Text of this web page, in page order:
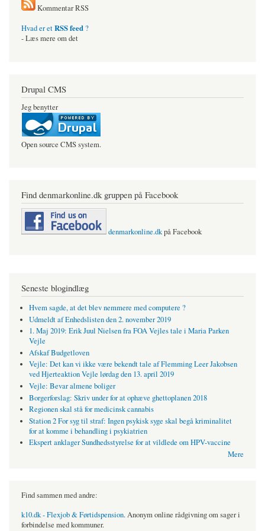
Kommentar RSS
Hvad er etRSS feed ?
- Læs mere om det
Drupal CMS
Jeg benytter
Open source CMS system.
Find denmarkonline.dk gruppen på Facebook
denmarkonline.dkpå Facebook
Seneste blogindlæg
Hvem sagde, at det blev nemmere med computere ?
Udmeldt af Enhedslisten den 2. november 2019
1. Maj 2019: Erik Juul Nielsen fra FOA Vejles tale i Maria Parken
Vejle
Afskaf Budgetloven
Vejle: Det kan vi ikke være bekendt tale af Flemming Leer Jakobsen
ved Hjerteaktion Vejle lørdag den 13. april 2019
Vejle: Bevar almene boliger
Borgerforslag: Skriv under for at ophæve ghettoplanen 2018
Regionen skal stå for medicinsk cannabis
Station 2 For syg til straf: Ingen psykisk syge skal begå kriminalitet
for at komme i behandling i psykiatrien
Ekspert anklager Sundhedsstyrelse for at vildlede om HPV-vaccine
Mere
Find sammen med andre:
k10.dk - Flexjob & Førtidspension. Anonym online rådgivning om sager i
forbindelse med kommuner.